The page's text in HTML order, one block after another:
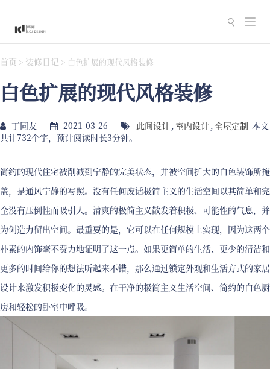
切
换
首页 > 装修日记 > 白色扩展的现代风格装修
白色扩展的现代风格装修
丁同友 2021-03-26 此间设计, 室内设计,全屋定制 本文
共计732个字，预计阅读时长3分钟。
简约的现代住宅被削减到宁静的完美状态，并被空间扩大的白色装​​饰所掩
盖，是通风宁静的写照。没有任何废话极简主义的生活空间以其简单和完
全没有压倒性而吸引人。清爽的极简主义散发着积极、可能性的气息，并
为创造力留出空间。最重要的是，它可以在任何规模上实现，因为这两个
朴素的内饰毫不费力地证明了这一点。如果更简单的生活、更少的清洁和
更多的时间给你的想法听起来不错，那么通过锁定外观和生活方式的家居
设计来激发积极变化的灵感。在干净的极简主义生活空间、简约的白色厨
房和轻松的卧室中呼吸。